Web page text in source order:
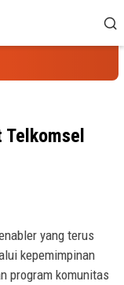
yang terus
kepemimpinan
program komunitas